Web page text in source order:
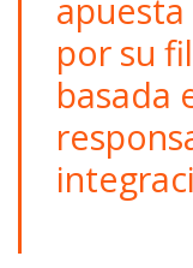
por su
basada